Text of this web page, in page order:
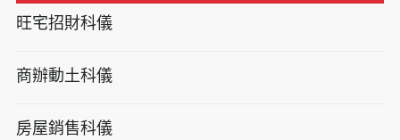
旺宅招財科儀
商辦動土科儀
房屋銷售科儀